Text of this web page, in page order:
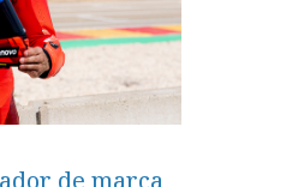
de marca